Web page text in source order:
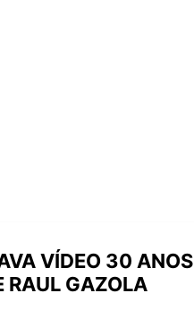
VÍDEO 30
RAUL GAZOLA